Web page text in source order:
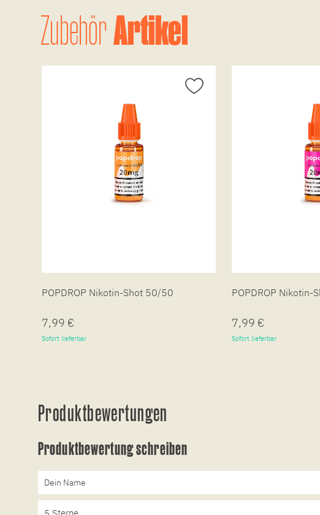
ZubehörArtikel
POPDROP Nikotin-Shot 50/50
7,99 €
Sofort lieferbar
POPDROP Nikotin-
7,99 €
Sofort lieferbar
Produktbewertungen
Produktbewertung schreiben